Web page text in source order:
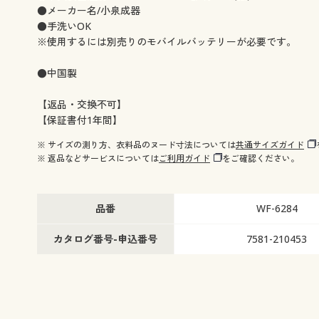
●メーカー名/小泉成器
●手洗いOK
※使用するには別売りのモバイルバッテリーが必要です。
●中国製
【返品・交換不可】
【保証書付1年間】
※ サイズの測り方、衣料品のヌード寸法については共通サイズガイド
※ 返品などサービスについてはご利用ガイド をご確認ください。
品番 WF-6284
カタログ番号-申込番号 7581-210453